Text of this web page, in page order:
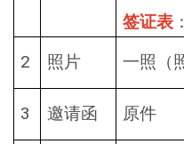
签证表 ：
2 照片 一照（
3 邀请函 原件